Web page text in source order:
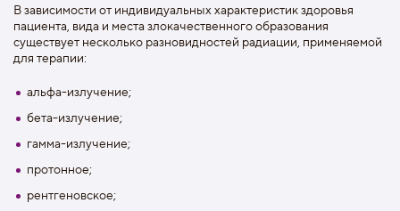
В зависимости от индивидуальных характеристик здоровья
пациента, вида и места злокачественного образования
существует несколько разновидностей радиации, применяемой
для терапии:
альфа-излучение;
бета-излучение;
гамма-излучение;
протонное;
рентгеновское;